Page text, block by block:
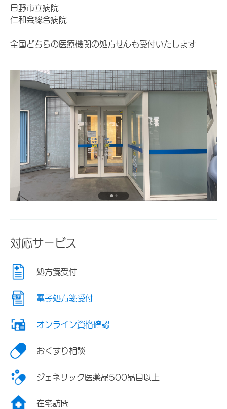
日野市立病院
仁和会総合病院
全国どちらの医療機関の処方せんも受付いたします
対応サービス
処方箋受付
電子処方箋受付
オンライン資格確認
おくすり相談
ジェネリック医薬品500品目以上
在宅訪問